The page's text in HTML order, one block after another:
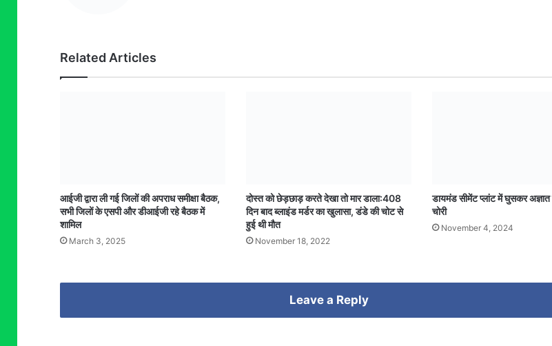
Related Articles
आईजी द्वारा ली गई जिलों की अपराध समीक्षा बैठक,
सभी जिलों के एसपी और डीआईजी रहे बैठक में
शामिल
March 3, 2025
दोस्त को छेड़छाड़ करते देखा तो मार डाला:408
दिन बाद ब्लाइंड मर्डर का खुलासा, डंडे की चोट से
हुई थी मौत
November 18, 2022
डायमंड सीमेंट प्लांट में घुसकर अज्ञात
चोरी
November 4, 2024
Leave a Reply